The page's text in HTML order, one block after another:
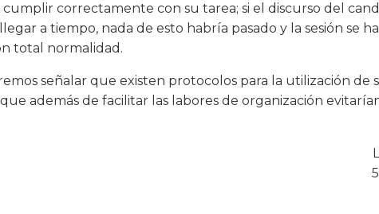
cumplir correctamente con su tarea; si el discurso del
a tiempo, nada de esto habría pasado y la sesión se
total normalidad.
señalar que existen protocolos para la utilización de
además de facilitar las labores de organización